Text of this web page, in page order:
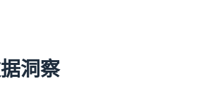
洞察